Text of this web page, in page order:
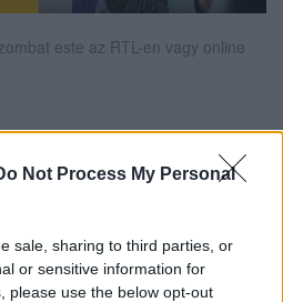
Not Process My Personal
sale, sharing to third parties, or
or sensitive information for
please use the below opt-out
este az RTL-en vagy online
RTL.hu az elsők között